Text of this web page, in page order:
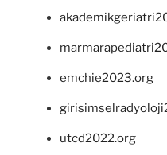
emchie2023.org
utcd2022.org